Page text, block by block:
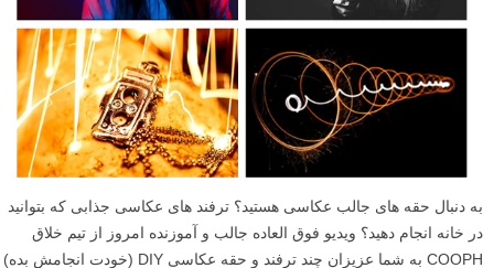
به دنبال حقه های جالب عکاسی هستید؟ ترفند های عکاسی جذابی که بتوانید
در خانه انجام دهید؟ ویدیو فوق العاده جالب و آموزنده امروز از تیم خلاق
COOPH به شما عزیزان چند ترفند و حقه عکاسی DIY (خودت انجامش بده)